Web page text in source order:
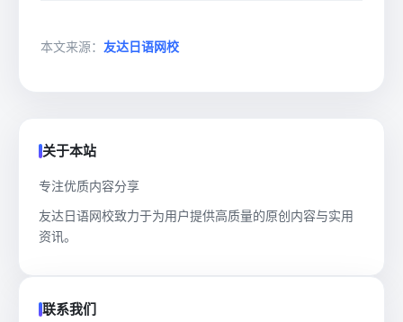
本文来源： 友达日语网校
关于本站
专注优质内容分享
友达日语网校致力于为用户提供高质量的原创内容与实用
资讯。
联系我们